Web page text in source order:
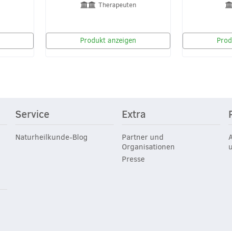
Therapeuten
Produkt anzeigen
Service
Naturheilkunde-Blog
Extra
Partner und
Organisationen
Presse